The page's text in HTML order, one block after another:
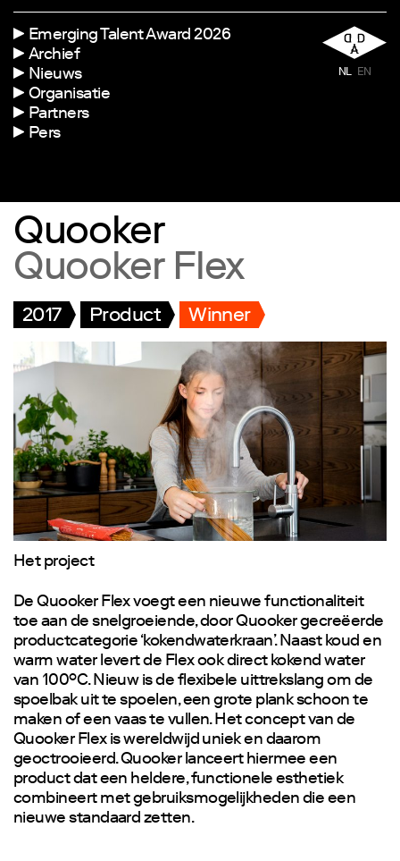
Emerging Talent Award 2026
Archief
Nieuws
Organisatie
Partners
Pers
NL EN
Quooker
Quooker Flex
2017 Product Winner
Het project
De Quooker Flex voegt een nieuwe functionaliteit
toe aan de snelgroeiende, door Quooker gecreëerde
productcategorie ‘kokendwaterkraan’. Naast koud en
warm water levert de Flex ook direct kokend water
van 100°C. Nieuw is de flexibele uittrekslang om de
spoelbak uit te spoelen, een grote plank schoon te
maken of een vaas te vullen. Het concept van de
Quooker Flex is wereldwijd uniek en daarom
geoctrooieerd. Quooker lanceert hiermee een
product dat een heldere, functionele esthetiek
combineert met gebruiksmogelijkheden die een
nieuwe standaard zetten.